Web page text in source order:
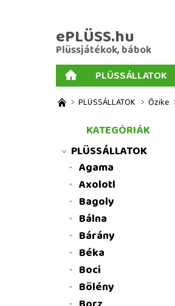
ePLÜSS.hu
Plüssjátékok, bábok
PLÜSSÁLLATOK
AJÁNDÉKOK
MENNYISÉGI
PLÜSSÁLLATOK Őzike
KATEGÓRIÁK
PLÜSSÁLLATOK
Agama
Axolotl
Bagoly
Bálna
Bárány
Béka
Boci
Bölény